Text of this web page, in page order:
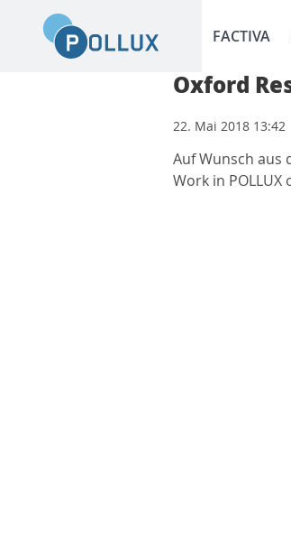
FACTIVA
Oxford
22. Mai 2018 13:42
Auf Wunsch aus
Work in